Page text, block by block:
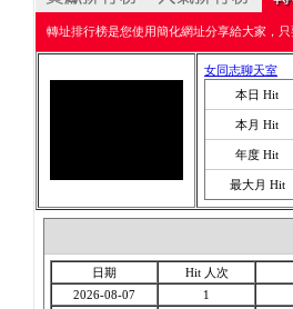
轉址排行榜是您使用簡化網址分享給大家，
女同志聊天室
本日 Hit
本月 Hit
年度 Hit
最大月 Hit
日期
Hit 人次
2026-08-07
1